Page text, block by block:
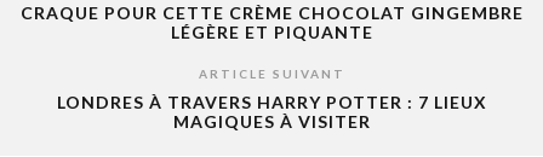
CRAQUE POUR CETTE CRÈME CHOCOLAT GINGEMBRE
LÉGÈRE ET PIQUANTE
ARTICLE SUIVANT
LONDRES À TRAVERS HARRY POTTER : 7 LIEUX
MAGIQUES À VISITER